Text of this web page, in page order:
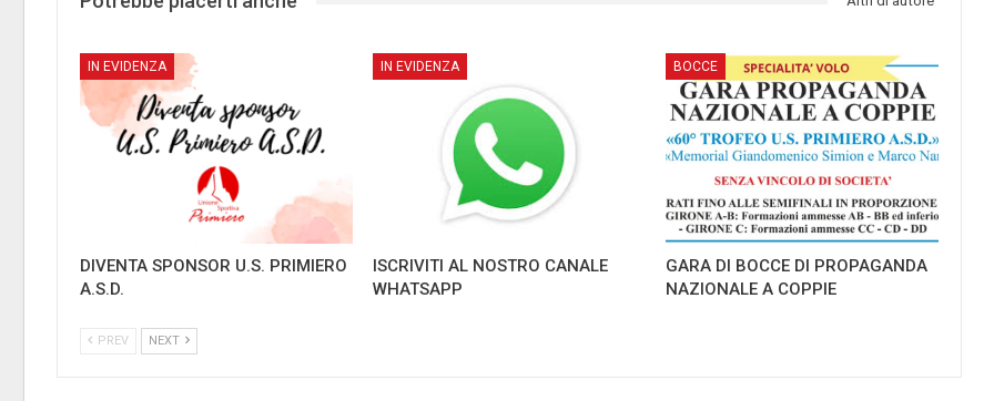
IN EVIDENZA
DIVENTA SPONSOR U.S. PRIMIERO
A.S.D.
IN EVIDENZA
ISCRIVITI AL NOSTRO CANALE
WHATSAPP
BOCCE
GARA DI BOCCE DI PROPAGANDA
NAZIONALE A COPPIE
PREV NEXT